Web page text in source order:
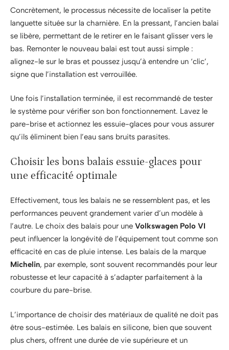
Concrètement, le processus nécessite de localiser la petite
languette située sur la charnière. En la pressant, l’ancien balai
se libère, permettant de le retirer en le faisant glisser vers le
bas. Remonter le nouveau balai est tout aussi simple :
alignez-le sur le bras et poussez jusqu’à entendre un ‘clic’,
signe que l’installation est verrouillée.
Une fois l’installation terminée, il est recommandé de tester
le système pour vérifier son bon fonctionnement. Lavez le
pare-brise et actionnez les essuie-glaces pour vous assurer
qu’ils éliminent bien l’eau sans bruits parasites.
Choisir les bons balais essuie-glaces pour
une efficacité optimale
Effectivement, tous les balais ne se ressemblent pas, et les
performances peuvent grandement varier d’un modèle à
l’autre. Le choix des balais pour une Volkswagen Polo VI
peut influencer la longévité de l’équipement tout comme son
efficacité en cas de pluie intense. Les balais de la marque
Michelin, par exemple, sont souvent recommandés pour leur
robustesse et leur capacité à s’adapter parfaitement à la
courbure du pare-brise.
L’importance de choisir des matériaux de qualité ne doit pas
être sous-estimée. Les balais en silicone, bien que souvent
plus chers, offrent une durée de vie supérieure et un